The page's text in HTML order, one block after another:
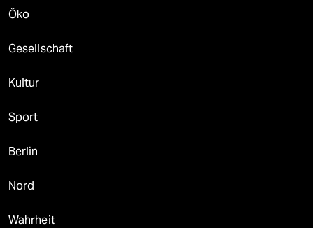
Öko
Gesellschaft
Kultur
Sport
Berlin
Nord
Wahrheit